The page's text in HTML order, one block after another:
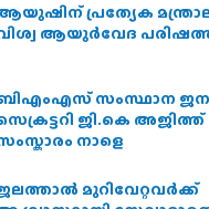
പ്രത്യേക
ആയുര്‍വേദ
സംസ്ഥാന
ജി.കെ അജിത്ത്
നാളെ
മുറിവേറ്റവര്‍ക്ക്